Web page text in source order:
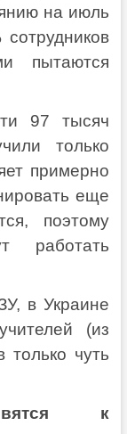
на июль
пытаются
97 тысяч
только
примерно
еще
поэтому
работать
в Украине
(из
только чуть
к